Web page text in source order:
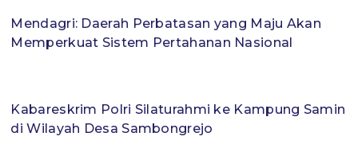
Mendagri: Daerah Perbatasan yang Maju Akan
Memperkuat Sistem Pertahanan Nasional
Kabareskrim Polri Silaturahmi ke Kampung Samin
di Wilayah Desa Sambongrejo